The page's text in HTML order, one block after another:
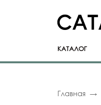
КАТАЛОГ
Главная